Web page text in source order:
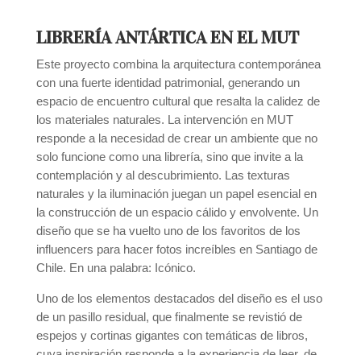
LIBRERÍA ANTÁRTICA EN EL MUT
Este proyecto combina la arquitectura contemporánea
con una fuerte identidad patrimonial, generando un
espacio de encuentro cultural que resalta la calidez de
los materiales naturales. La intervención en MUT
responde a la necesidad de crear un ambiente que no
solo funcione como una librería, sino que invite a la
contemplación y al descubrimiento. Las texturas
naturales y la iluminación juegan un papel esencial en
la construcción de un espacio cálido y envolvente. Un
diseño que se ha vuelto uno de los favoritos de los
influencers para hacer fotos increíbles en Santiago de
Chile. En una palabra: Icónico.
Uno de los elementos destacados del diseño es el uso
de un pasillo residual, que finalmente se revistió de
espejos y cortinas gigantes con temáticas de libros,